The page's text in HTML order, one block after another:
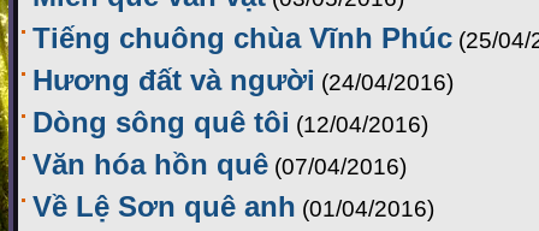
Tiếng chuông chùa Vĩnh Phúc (25/04/
Hương đất và người (24/04/2016)
Dòng sông quê tôi (12/04/2016)
Văn hóa hồn quê (07/04/2016)
Về Lệ Sơn quê anh (01/04/2016)